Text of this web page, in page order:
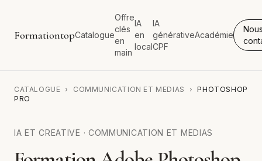
FormationtopCatalogue
Offre
clés
en
main
IA
en
local
IA
générative
CPF
Académie
CATALOGUE › COMMUNICATION ET MEDIAS ›
PHOTOSHOP
PRO
IA ET CREATIVE · COMMUNICATION ET MEDIAS